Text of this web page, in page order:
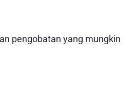
pengobatan yang mungkin